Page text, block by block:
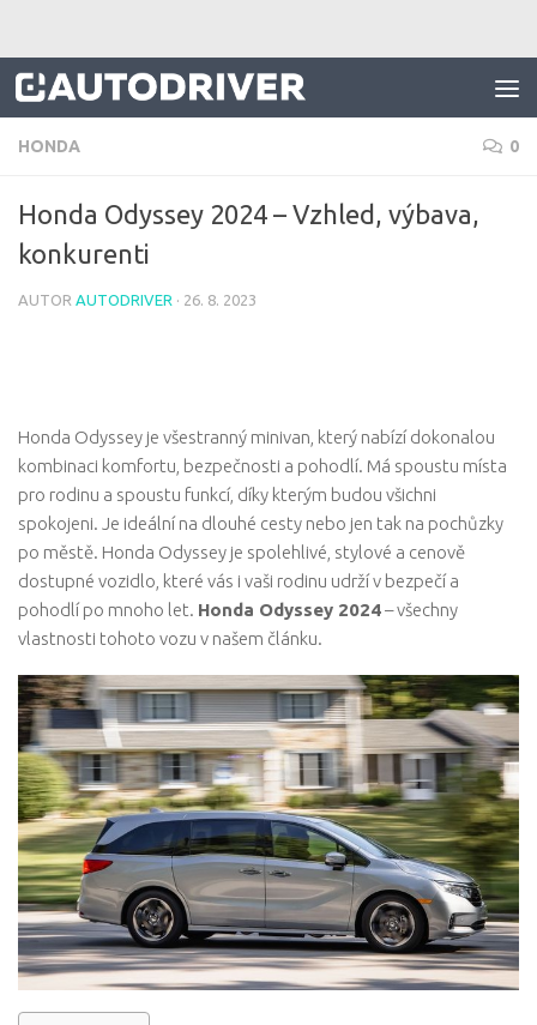
HONDA 0
Honda Odyssey 2024 – Vzhled, výbava,
konkurenti
AUTOR AUTODRIVER · 26. 8. 2023
Honda Odyssey je všestranný minivan, který nabízí dokonalou
kombinaci komfortu, bezpečnosti a pohodlí. Má spoustu místa
pro rodinu a spoustu funkcí, díky kterým budou všichni
spokojeni. Je ideální na dlouhé cesty nebo jen tak na pochůzky
po městě. Honda Odyssey je spolehlivé, stylové a cenově
dostupné vozidlo, které vás i vaši rodinu udrží v bezpečí a
pohodlí po mnoho let. Honda Odyssey 2024– všechny
vlastnosti tohoto vozu v našem článku.